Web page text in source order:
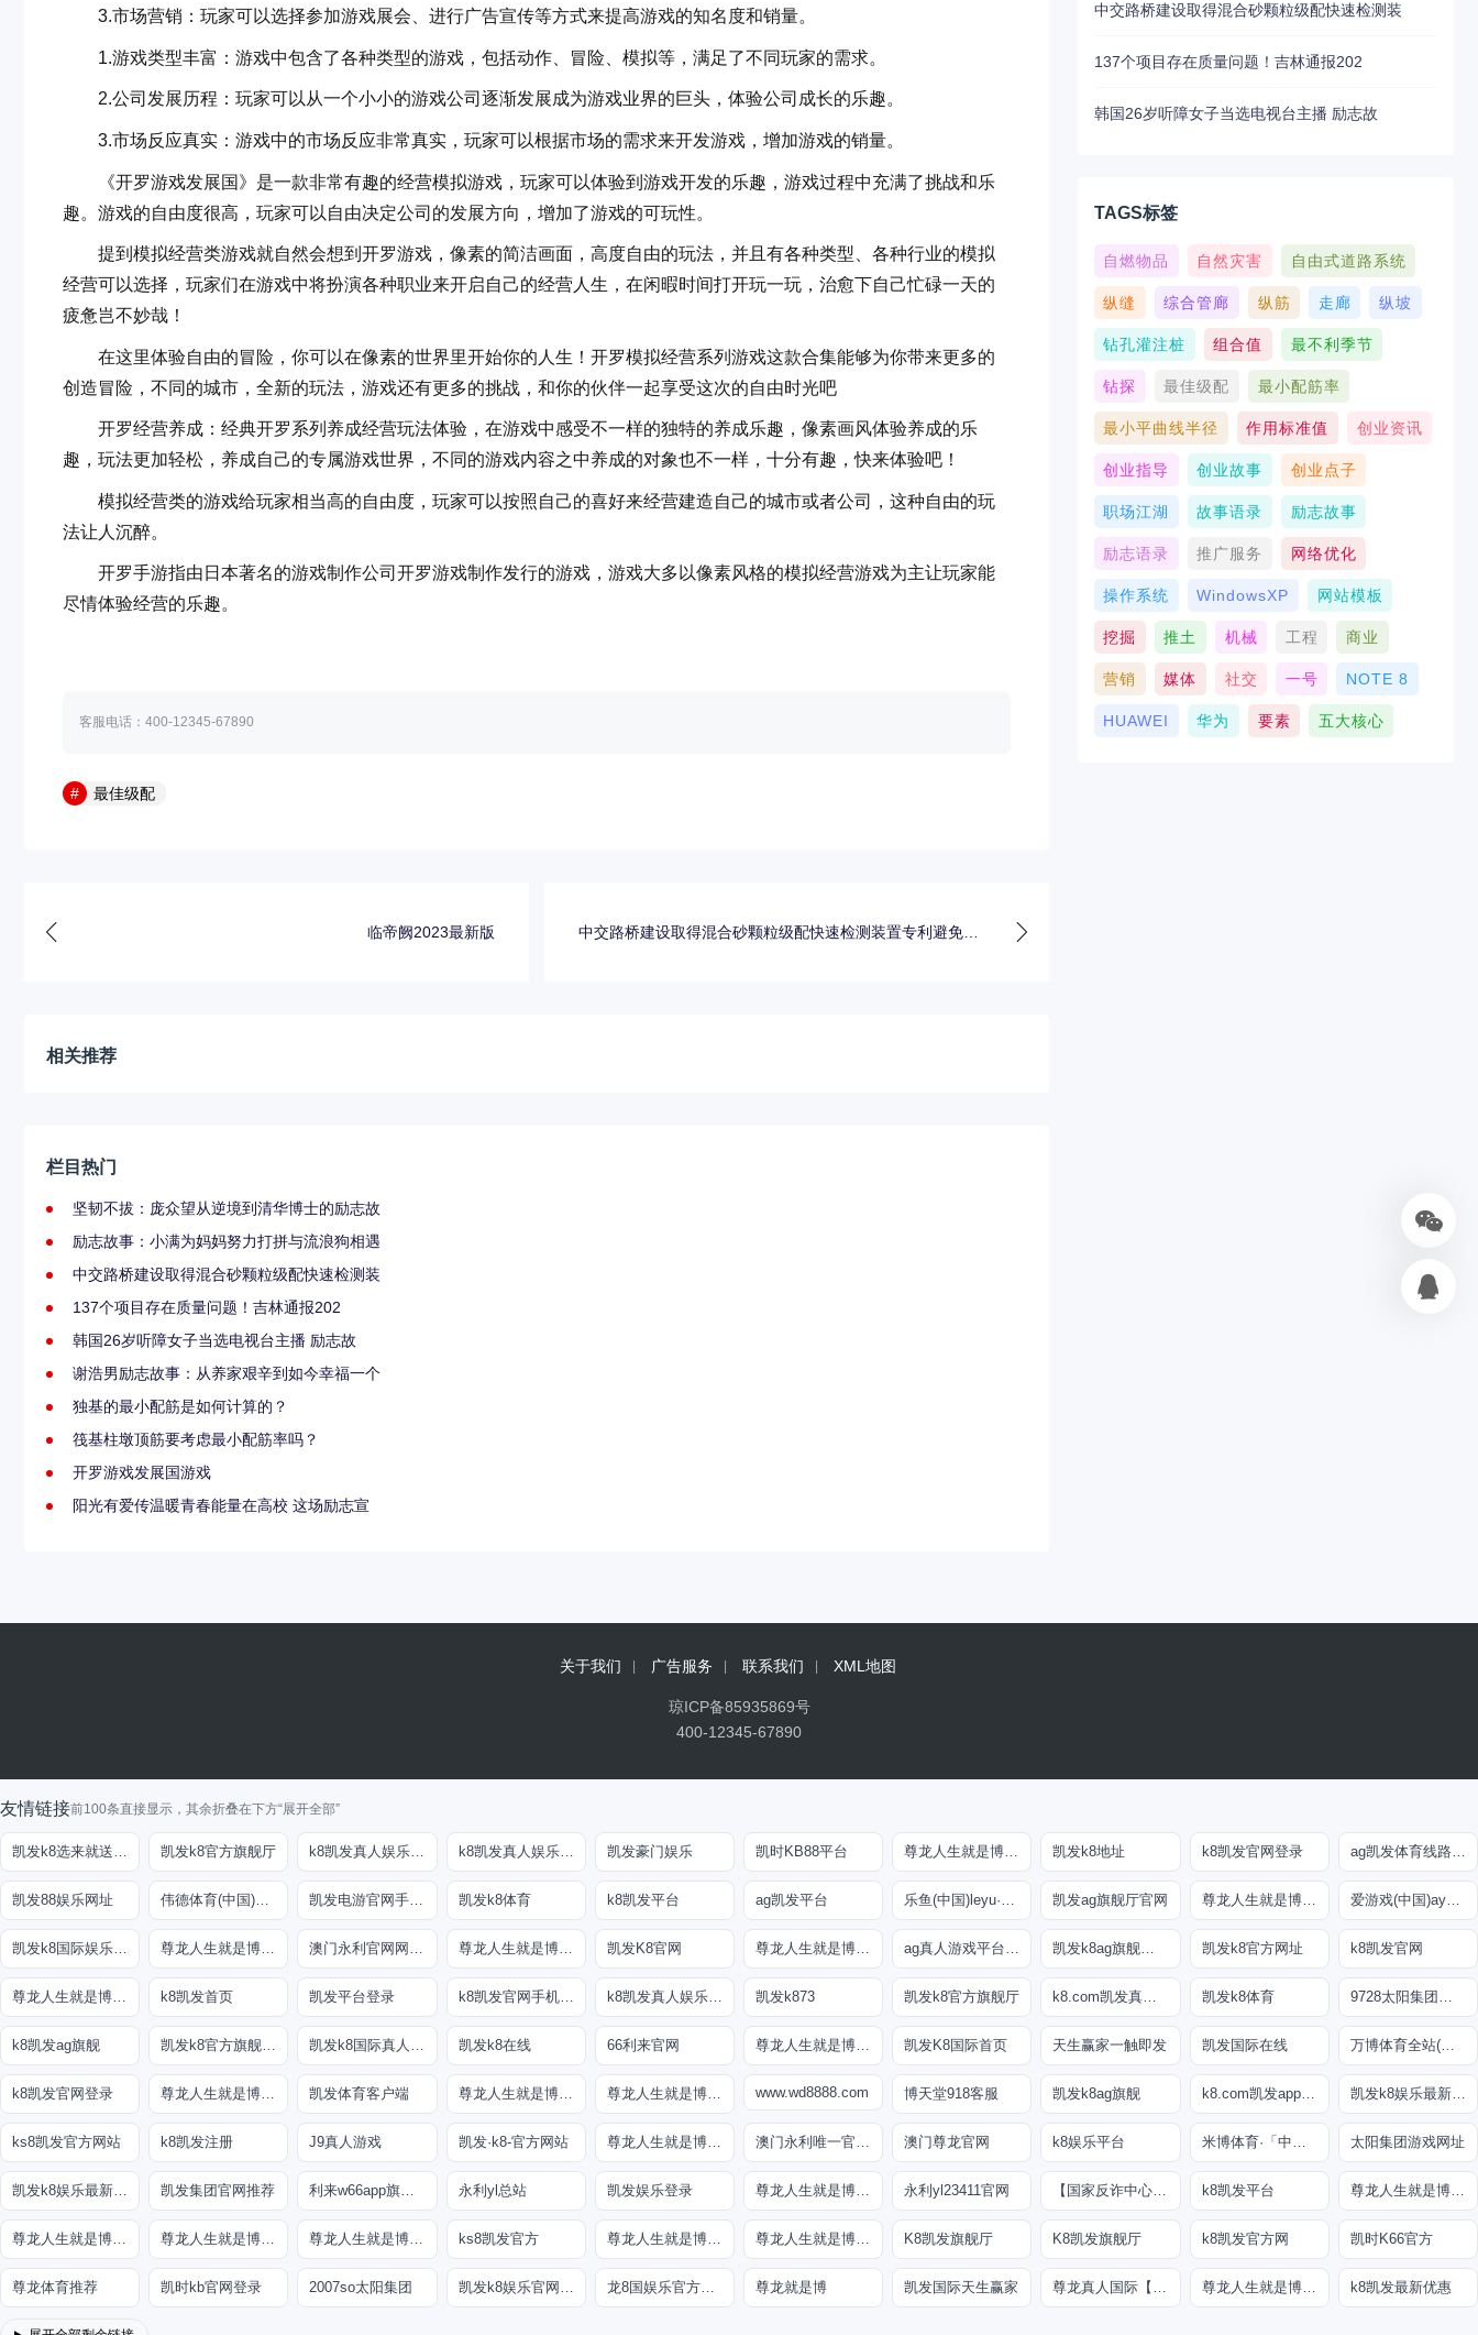
3.市场营销：玩家可以选择参加游戏展会、进行广告宣传等方式来提高游戏的知名度和销量。
1.游戏类型丰富：游戏中包含了各种类型的游戏，包括动作、冒险、模拟等，满足了不同玩家的需求。
2.公司发展历程：玩家可以从一个小小的游戏公司逐渐发展成为游戏业界的巨头，体验公司成长的乐趣。
3.市场反应真实：游戏中的市场反应非常真实，玩家可以根据市场的需求来开发游戏，增加游戏的销量。
《开罗游戏发展国》是一款非常有趣的经营模拟游戏，玩家可以体验到游戏开发的乐趣，游戏过程中充满了挑战和乐
趣。游戏的自由度很高，玩家可以自由决定公司的发展方向，增加了游戏的可玩性。
提到模拟经营类游戏就自然会想到开罗游戏，像素的简洁画面，高度自由的玩法，并且有各种类型、各种行业的模拟
经营可以选择，玩家们在游戏中将扮演各种职业来开启自己的经营人生，在闲暇时间打开玩一玩，治愈下自己忙碌一天的
疲惫岂不妙哉！
在这里体验自由的冒险，你可以在像素的世界里开始你的人生！开罗模拟经营系列游戏这款合集能够为你带来更多的
创造冒险，不同的城市，全新的玩法，游戏还有更多的挑战，和你的伙伴一起享受这次的自由时光吧
开罗经营养成：经典开罗系列养成经营玩法体验，在游戏中感受不一样的独特的养成乐趣，像素画风体验养成的乐
趣，玩法更加轻松，养成自己的专属游戏世界，不同的游戏内容之中养成的对象也不一样，十分有趣，快来体验吧！
模拟经营类的游戏给玩家相当高的自由度，玩家可以按照自己的喜好来经营建造自己的城市或者公司，这种自由的玩
法让人沉醉。
开罗手游指由日本著名的游戏制作公司开罗游戏制作发行的游戏，游戏大多以像素风格的模拟经营游戏为主让玩家能
尽情体验经营的乐趣。
客服电话：400-12345-67890
最佳级配
临帝阙2023最新版
中交路桥建设取得混合砂颗粒级配快速检测装置专利避免人
相关推荐
栏目热门
坚韧不拔：庞众望从逆境到清华博士的励志故
励志故事：小满为妈妈努力打拼与流浪狗相遇
中交路桥建设取得混合砂颗粒级配快速检测装
137个项目存在质量问题！吉林通报202
韩国26岁听障女子当选电视台主播 励志故
谢浩男励志故事：从养家艰辛到如今幸福一个
独基的最小配筋是如何计算的？
筏基柱墩顶筋要考虑最小配筋率吗？
开罗游戏发展国游戏
阳光有爱传温暖青春能量在高校 这场励志宣
中交路桥建设取得混合砂颗粒级配快速检测装
137个项目存在质量问题！吉林通报202
韩国26岁听障女子当选电视台主播 励志故
TAGS标签
自燃物品 自然灾害 自由式道路系统
纵缝 综合管廊 纵筋 走廊 纵坡
钻孔灌注桩 组合值 最不利季节
钻探 最佳级配 最小配筋率
最小平曲线半径 作用标准值 创业资讯
创业指导 创业故事 创业点子
职场江湖 故事语录 励志故事
励志语录 推广服务 网络优化
操作系统 WindowsXP 网站模板
挖掘 推土 机械 工程 商业
营销 媒体 社交 一号 NOTE 8
HUAWEI 华为 要素 五大核心
关于我们 广告服务 联系我们 XML地图
琼ICP备85935869号
400-12345-67890
友情链接前100条直接显示，其余折叠在下方“展开全部”
凯发k8选来就送38 凯发k8官方旗舰厅 k8凯发真人娱乐手机手机网页版 k8凯发真人娱乐手机首页 凯发豪门娱乐 凯时KB88平台 尊龙人生就是博!游戏登录 凯发k8地址 k8凯发官网登录 ag凯发体育线路检测
凯发88娱乐网址 伟德体育(中国)官方网站-登录入口 凯发电游官网手机版 凯发k8体育 k8凯发平台 ag凯发平台 乐鱼(中国)leyu·官方网站 凯发ag旗舰厅官网 尊龙人生就是博!线上娱乐 爱游戏(中国)ayx·官方网站
凯发k8国际娱乐真人版 尊龙人生就是博!线路检测 澳门永利官网网址8 尊龙人生就是博!网址 凯发K8官网 尊龙人生就是博!网上真人现场娱乐 ag真人游戏平台登录 凯发k8ag旗舰厅实力品牌 凯发k8官方网址 k8凯发官网
尊龙人生就是博!开户 k8凯发首页 凯发平台登录 k8凯发官网手机app k8凯发真人娱乐手机备用网址 凯发k873 凯发k8官方旗舰厅 k8.com凯发真人娱乐 凯发k8体育 9728太阳集团首页
k8凯发ag旗舰 凯发k8官方旗舰厅网址是多少 凯发k8国际真人app 凯发k8在线 66利来官网 尊龙人生就是博手机登录 凯发K8国际首页 天生赢家一触即发 凯发国际在线 万博体育全站(Manbetx)官方网站
k8凯发官网登录 尊龙人生就是博!国际 凯发体育客户端 尊龙人生就是博iAG发财网可靠 尊龙人生就是博!官网注册 www.wd8888.com 博天堂918客服 凯发k8ag旗舰 k8.com凯发app官方下载 凯发k8娱乐最新登录地址
ks8凯发官方网站 k8凯发注册 J9真人游戏 凯发·k8-官方网站 尊龙人生就是博!官网首页 澳门永利唯一官网304 澳门尊龙官网 k8娱乐平台 米博体育·「中国」官方网站 太阳集团游戏网址
凯发k8娱乐最新登录首页 凯发集团官网推荐 利来w66app旗舰厅 永利yl总站 凯发娱乐登录 尊龙人生就是博!官网手机版app下载 永利yl23411官网 【国家反诈中心、工信部反诈中心、中国联通联合提醒】 k8凯发平台 尊龙人生就是博!官网下载
尊龙人生就是博!官网平台 尊龙人生就是博!官网开户 尊龙人生就是博!官网开户 ks8凯发官方 尊龙人生就是博!官方网站 尊龙人生就是博!官方首页 K8凯发旗舰厅 K8凯发旗舰厅 k8凯发官方网 凯时K66官方
尊龙体育推荐 凯时kb官网登录 2007so太阳集团 凯发k8娱乐官网App 龙8国娱乐官方老虎机 尊龙就是博 凯发国际天生赢家 尊龙真人国际【官方推荐】 尊龙人生就是博!赌城网址 k8凯发最新优惠